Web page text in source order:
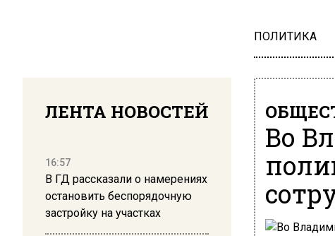
ПОЛИТИКА
ЛЕНТА НОВОСТЕЙ
16:57
В ГД рассказали о намерениях
остановить беспорядочную
застройку на участках
Во